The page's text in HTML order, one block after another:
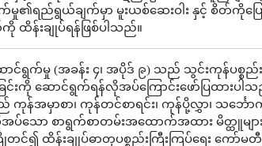
မှု၏ရည်ရွယ်ချက်မှာ မူးယစ်ဆေးဝါး နှင့် စိတ်ကိုပြေ
ကို ထိန်းချုပ်ရန်ဖြစ်ပါသည်။
င်ရွက်မှု (အခန်း ၄၊ အပိုဒ် ၉) သည် သွင်းကုန်ပစ္စည်း
ြင်းကို ဆောင်ရွက်ရန်လိုအပ်ကြောင်းဖော်ပြထားပါ
ကုန်အမှာစာ၊ ကုန်တင်စာရင်း၊ ကုန်ပို့လွှာ၊ သင်္ဘော
အပ်သော စာရွက်စာတမ်းအထောက်အထား မိတ္ထူမျာ
တင်၍ ထိန်းချုပ်ဓာတုပစ္စည်းကြီးကြပ်ရေး ကော်